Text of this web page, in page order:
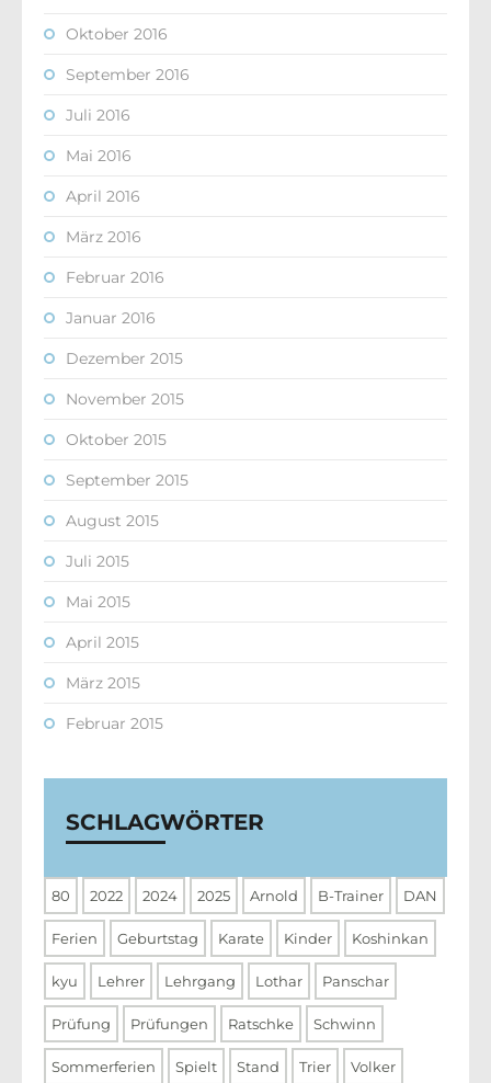
Oktober 2016
September 2016
Juli 2016
Mai 2016
April 2016
März 2016
Februar 2016
Januar 2016
Dezember 2015
November 2015
Oktober 2015
September 2015
August 2015
Juli 2015
Mai 2015
April 2015
März 2015
Februar 2015
SCHLAGWÖRTER
80 2022 2024 2025 Arnold B-Trainer DAN
Ferien Geburtstag Karate Kinder Koshinkan
kyu Lehrer Lehrgang Lothar Panschar
Prüfung Prüfungen Ratschke Schwinn
Sommerferien Spielt Stand Trier Volker